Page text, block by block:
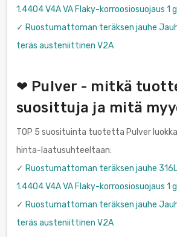
1.4404 V4A VA Flaky-korroosiosuojaus 1
✓ Ruostumattoman teräksen jauhe
teräs austeniittinen V2A
❤ Pulver - mitkä
suosittuja ja mitä
TOP 5 suosituinta tuotetta Pulver luokka
hinta-laatusuhteeltaan:
✓ Ruostumattoman teräksen jauhe
1.4404 V4A VA Flaky-korroosiosuojaus 1
✓ Ruostumattoman teräksen jauhe
teräs austeniittinen V2A